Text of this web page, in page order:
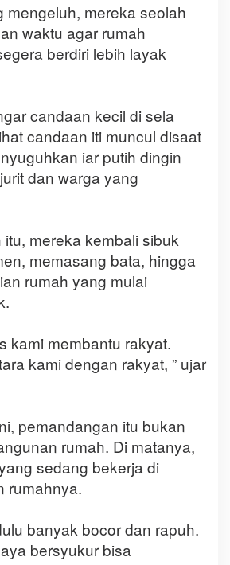
mengeluh, mereka seolah
waktu agar rumah
berdiri lebih layak
candaan kecil di sela
candaan iti muncul disaat
iar putih dingin
dan warga yang
mereka kembali sibuk
memasang bata, hingga
rumah yang mulai
kami membantu rakyat.
kami dengan rakyat, ” ujar
pemandangan itu bukan
rumah. Di matanya,
sedang bekerja di
rumahnya.
banyak bocor dan rapuh.
bersyukur bisa